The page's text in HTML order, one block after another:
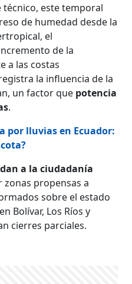
este temporal
de humedad desde la
el
de la
a las costas
la influencia de la
un factor que potencia
.
por lluvias en Ecuador:
a la ciudadanía
propensas a
sobre el estado
Bolívar, Los Ríos y
cierres parciales.